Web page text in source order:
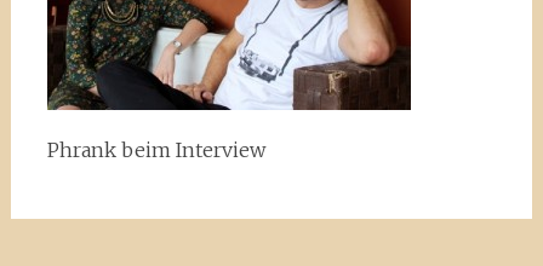
Phrank beim Interview